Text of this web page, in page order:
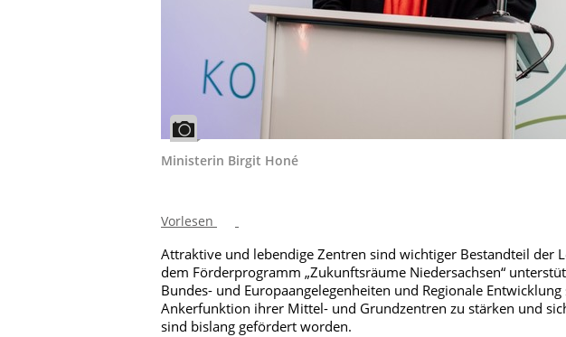
Ministerin Birgit Honé
Vorlesen
Attraktive und lebendige Zentren sind wichtiger Bestandteil der
dem Förderprogramm „Zukunftsräume Niedersachsen“
Bundes- und Europaangelegenheiten und Regionale
Ankerfunktion ihrer Mittel- und Grundzentren zu stärken und
sind bislang gefördert worden.